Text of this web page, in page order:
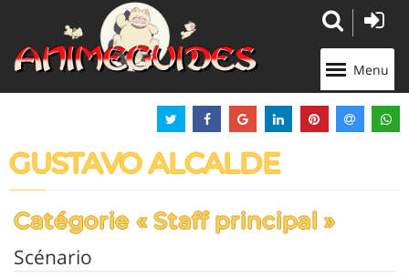
Menu
GUSTAVO ALCALDE
Catégorie « Staff principal »
Scénario
Panneau de gestion des cookies